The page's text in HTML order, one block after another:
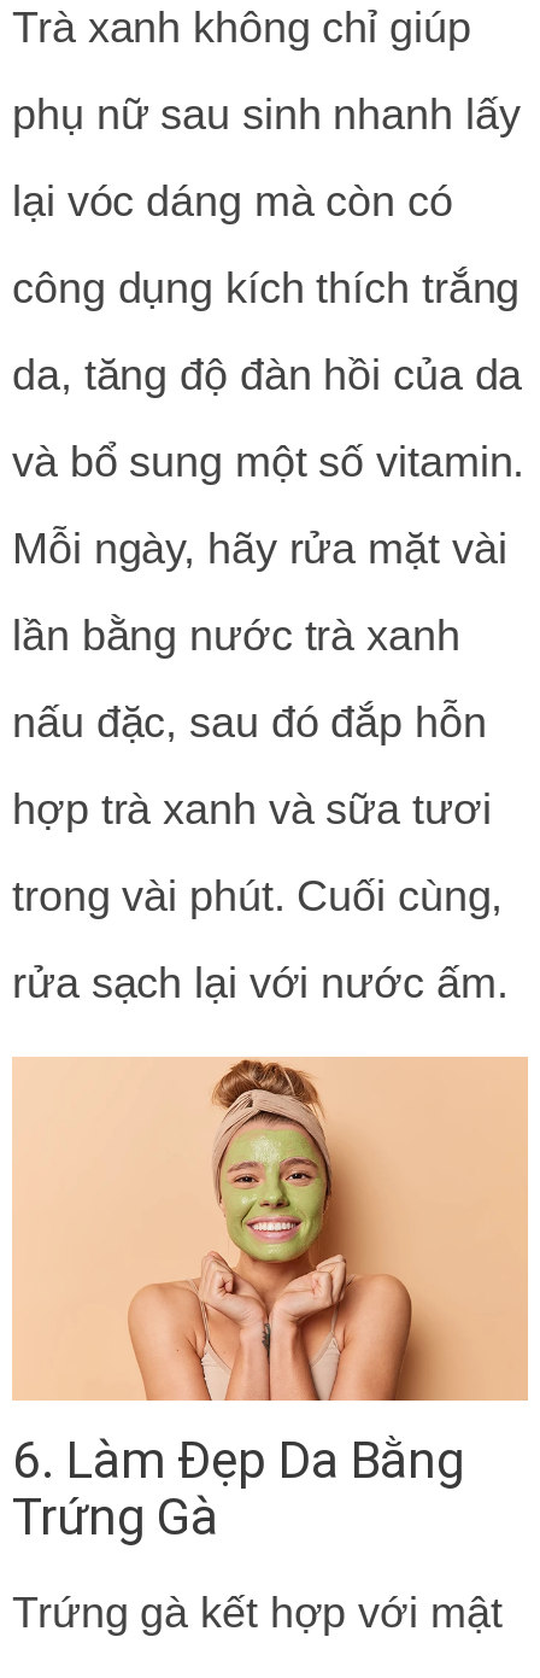
Trà xanh không chỉ giúp
phụ nữ sau sinh nhanh lấy
lại vóc dáng mà còn có
công dụng kích thích trắng
da, tăng độ đàn hồi của da
và bổ sung một số vitamin.
Mỗi ngày, hãy rửa mặt vài
lần bằng nước trà xanh
nấu đặc, sau đó đắp hỗn
hợp trà xanh và sữa tươi
trong vài phút. Cuối cùng,
rửa sạch lại với nước ấm.
6. Làm Đẹp Da Bằng
Trứng Gà
Trứng gà kết hợp với mật